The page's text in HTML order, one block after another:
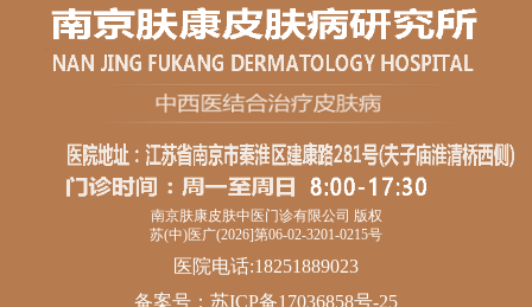
南京肤康皮肤中医门诊有限公司 版权
苏(中)医广(2026]第06-02-3201-0215号
医院电话:18251889023
备案号： 苏ICP备17036858号-25